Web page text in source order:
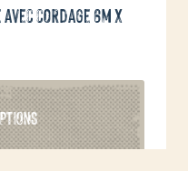
cordage 6m x
Ce
produit
a